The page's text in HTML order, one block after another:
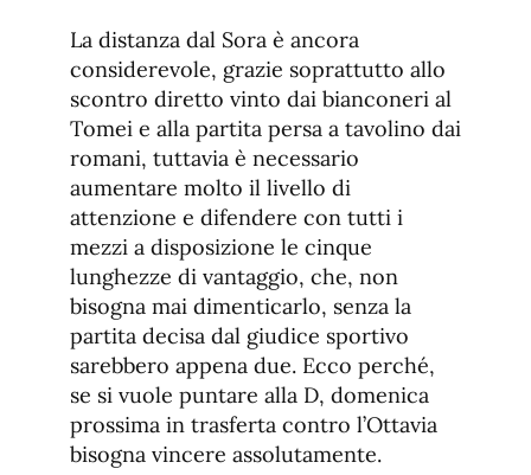
La distanza dal Sora è ancora
considerevole, grazie soprattutto allo
scontro diretto vinto dai bianconeri al
Tomei e alla partita persa a tavolino dai
romani, tuttavia è necessario
aumentare molto il livello di
attenzione e difendere con tutti i
mezzi a disposizione le cinque
lunghezze di vantaggio, che, non
bisogna mai dimenticarlo, senza la
partita decisa dal giudice sportivo
sarebbero appena due. Ecco perché,
se si vuole puntare alla D, domenica
prossima in trasferta contro l’Ottavia
bisogna vincere assolutamente.